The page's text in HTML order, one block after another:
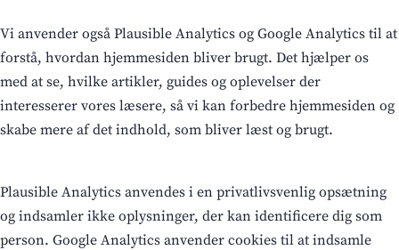
Vi anvender også Plausible Analytics og Google Analytics til at
forstå, hvordan hjemmesiden bliver brugt. Det hjælper os
med at se, hvilke artikler, guides og oplevelser der
interesserer vores læsere, så vi kan forbedre hjemmesiden og
skabe mere af det indhold, som bliver læst og brugt.
Plausible Analytics anvendes i en privatlivsvenlig opsætning
og indsamler ikke oplysninger, der kan identificere dig som
person. Google Analytics anvender cookies til at indsamle